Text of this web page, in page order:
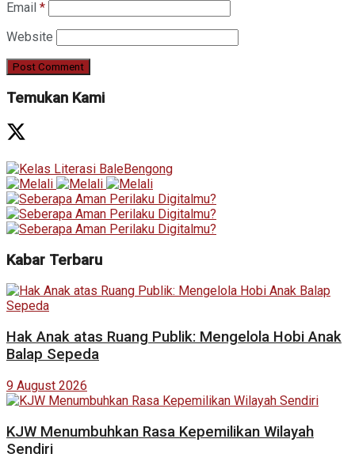
Email *
Website
Temukan Kami
Kabar Terbaru
Hak Anak atas Ruang Publik: Mengelola Hobi Anak
Balap Sepeda
9 August 2026
KJW Menumbuhkan Rasa Kepemilikan Wilayah
Sendiri